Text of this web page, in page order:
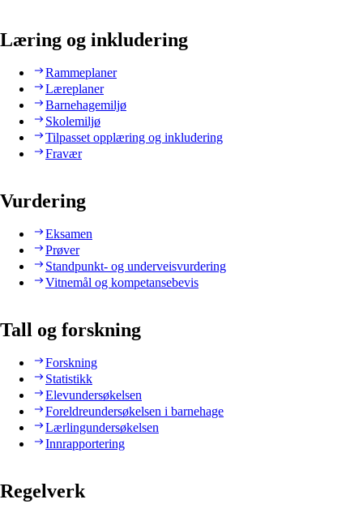
Læring og inkludering
Rammeplaner
Læreplaner
Barnehagemiljø
Skolemiljø
Tilpasset opplæring og inkludering
Fravær
Vurdering
Eksamen
Prøver
Standpunkt- og underveisvurdering
Vitnemål og kompetansebevis
Tall og forskning
Forskning
Statistikk
Elevundersøkelsen
Foreldreundersøkelsen i barnehage
Lærlingundersøkelsen
Innrapportering
Regelverk